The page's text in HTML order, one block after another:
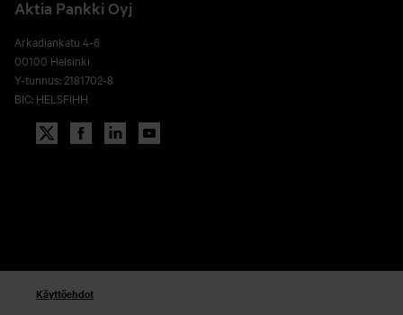
Aktia Pankki Oyj
Arkadiankatu 4-6
00100 Helsinki
Y-tunnus: 2181702-8
BIC: HELSFIHH
Käyttöehdot